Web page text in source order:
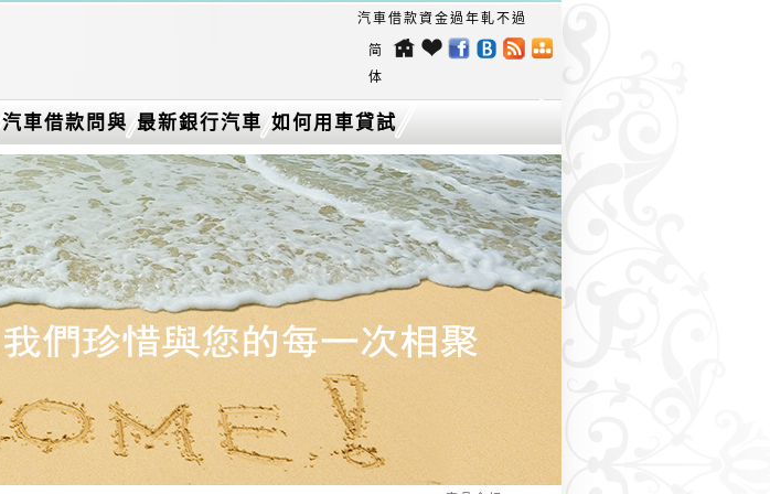
汽車借款資金過年軋不過？ 讓自己喘口氣，愛車為您生現金
简
体
汽車借款問與
答
最新銀行汽車
借款消息
如何用車貸試
算找出最低利
率的台中機車
借款？